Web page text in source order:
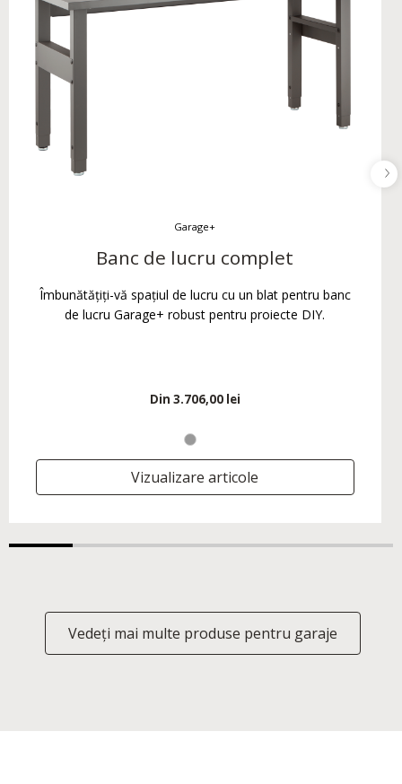
Garage+
Banc de lucru complet
Îmbunătățiți-vă spațiul de lucru cu un blat pentru banc
de lucru Garage+ robust pentru proiecte DIY.
Din 3.706,00 lei
Vizualizare articole
Vedeți mai multe produse pentru garaje